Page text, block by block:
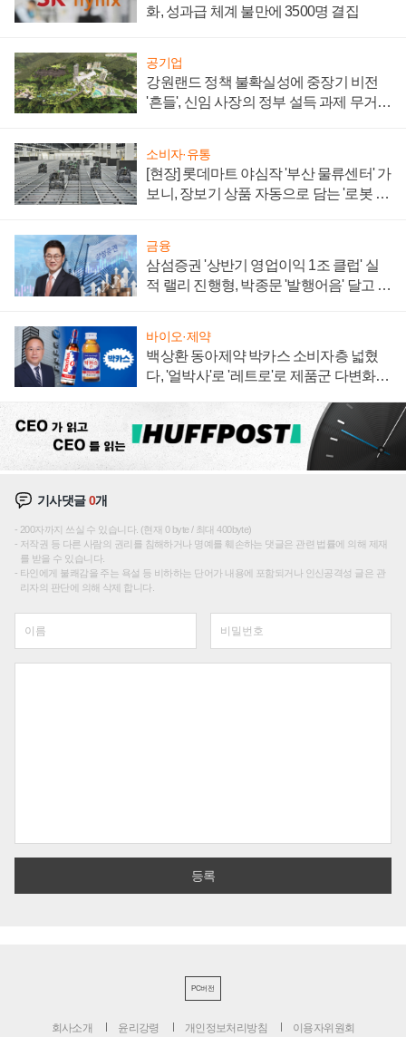
화, 성과급 체계 불만에 3500명 결집
공기업
강원랜드 정책 불확실성에 중장기 비전
'흔들', 신임 사장의 정부 설득 과제 무거워
소비자·유통
[현장] 롯데마트 야심작 '부산 물류센터' 가
보니, 장보기 상품 자동으로 담는 '로봇 40
금융
삼섬증권 '상반기 영업이익 1조 클럽' 실
적 랠리 진행형, 박종문 '발행어음' 달고 연
바이오·제약
백상환 동아제약 박카스 소비자층 넓혔
다, '얼박사'로 '레트로'로 제품군 다변화
기사댓글0개
200자까지 쓰실 수 있습니다. (현재 0 byte / 최대 400byte)
저작권 등 다른 사람의 권리를 침해하거나 명예를 훼손하는 댓글은 관련 법률에 의해 제재
를 받을 수 있습니다.
타인에게 불쾌감을 주는 욕설 등 비하하는 단어가 내용에 포함되거나 인신공격성 글은 관
리자의 판단에 의해 삭제 합니다.
PC버전
회사소개 윤리강령 개인정보처리방침 이용자위원회